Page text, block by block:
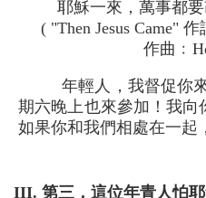
耶穌一來，萬事都要
( "Then Jesus Came"
作曲﹕Homer
年輕人，我督促你
期六晚上也來參加！我
如果你和我們相處在一起
III. 第三，這位年青人怕耶